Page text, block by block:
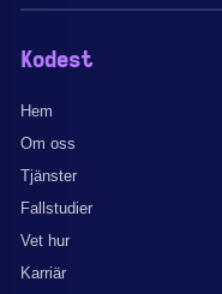
Kodest
Hem
Om oss
Tjänster
Fallstudier
Vet hur
Karriär